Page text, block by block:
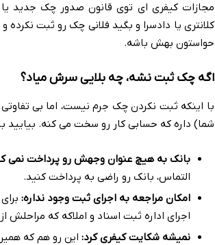
مجازات کیفری ای توی قانون صدور چک جدید
کلانتری یا دادسرا و بگید فلانی چک رو ثبت
حواستون بهش باشه.
اگه چک ثبت نشه، چه بلایی سرش میاد؟
با اینکه ثبت نکردن چک جرم نیست، اما بی
شما) داره که حسابی کار رو سخت می کنه. بیایید
بانک به هیچ عنوان وجهش رو پرداخت نمی
التماس، بانک رو راضی به پرداخت کنید.
امکان مراجعه به اجرای ثبت وجود نداره:
اجرای اداره ثبت اسناد و املاکه که مراحلش
نمیشه شکایت کیفری کرد: این رو هم که